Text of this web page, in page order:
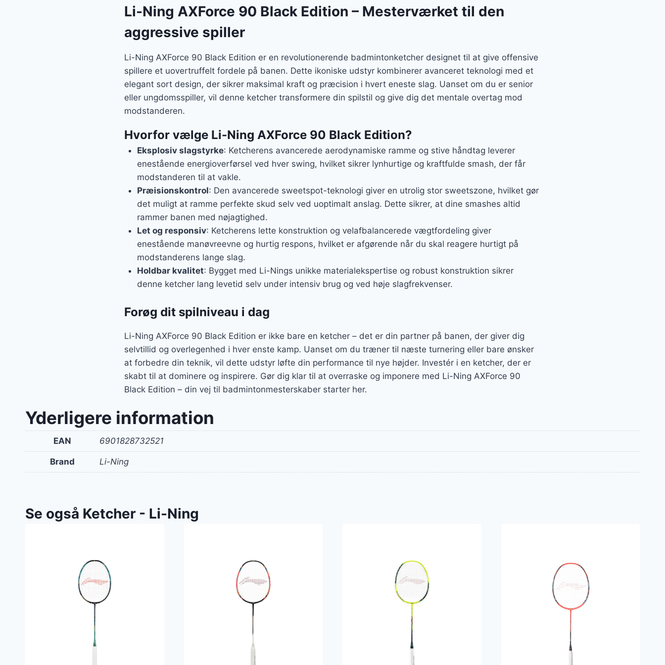
599 kr..549 kr..
Li-Ning AXForce 90 Black Edition – Mesterværket til den
aggressive spiller
Li-Ning AXForce 90 Black Edition er en revolutionerende badmintonketcher designet til at give offensive
spillere et uovertruffelt fordele på banen. Dette ikoniske udstyr kombinerer avanceret teknologi med et
elegant sort design, der sikrer maksimal kraft og præcision i hvert eneste slag. Uanset om du er senior
eller ungdomsspiller, vil denne ketcher transformere din spilstil og give dig det mentale overtag mod
modstanderen.
Hvorfor vælge Li-Ning AXForce 90 Black Edition?
Eksplosiv slagstyrke: Ketcherens avancerede aerodynamiske ramme og stive håndtag leverer
enestående energioverførsel ved hver swing, hvilket sikrer lynhurtige og kraftfulde smash, der får
modstanderen til at vakle.
Præisionskontrol: Den avancerede sweetspot-teknologi giver en utrolig stor sweetszone, hvilket gør
det muligt at ramme perfekte skud selv ved uoptimalt anslag. Dette sikrer, at dine smashes altid
rammer banen med nøjagtighed.
Let og responsiv: Ketcherens lette konstruktion og velafbalancerede vægtfordeling giver
enestående manøvreevne og hurtig respons, hvilket er afgørende når du skal reagere hurtigt på
modstanderens lange slag.
Holdbar kvalitet: Bygget med Li-Nings unikke materialekspertise og robust konstruktion sikrer
denne ketcher lang levetid selv under intensiv brug og ved høje slagfrekvenser.
Forøg dit spilniveau i dag
Li-Ning AXForce 90 Black Edition er ikke bare en ketcher – det er din partner på banen, der giver dig
selvtillid og overlegenhed i hver enste kamp. Uanset om du træner til næste turnering eller bare ønsker
at forbedre din teknik, vil dette udstyr løfte din performance til nye højder. Investér i en ketcher, der er
skabt til at dominere og inspirere. Gør dig klar til at overraske og imponere med Li-Ning AXForce 90
Black Edition – din vej til badmintonmesterskaber starter her.
Yderligere information
EAN 6901828732521
Brand Li-Ning
Se også Ketcher - Li-Ning